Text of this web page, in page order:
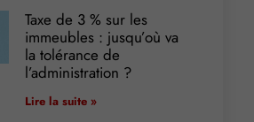
Taxe de 3 % sur les
immeubles : jusqu’où va
la tolérance de
l’administration ?
Lire la suite »